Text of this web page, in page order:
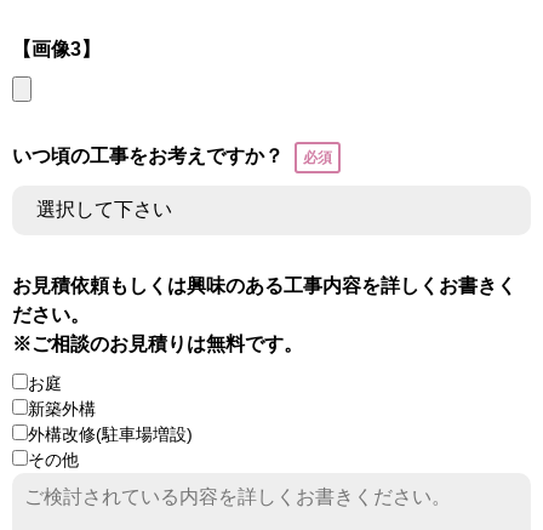
【画像3】
いつ頃の工事をお考えですか？
お見積依頼もしくは興味のある工事内容を詳しくお書きく
ださい。
※ご相談のお見積りは無料です。
お庭
新築外構
外構改修(駐車場増設)
その他